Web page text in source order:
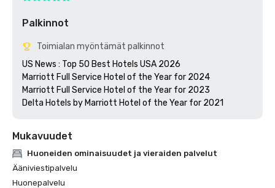
Palkinnot
Toimialan myöntämät palkinnot
US News : Top 50 Best Hotels USA 2026
Marriott Full Service Hotel of the Year for 2024
Marriott Full Service Hotel of the Year for 2023
Mukavuudet
Huoneiden ominaisuudet ja vieraiden palvelut
Ääniviestipalvelu
Huonepalvelu